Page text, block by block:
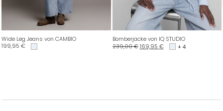
Wide Leg Jeans von CAMBIO
199,95 €
Bomberjacke von IQ STUDIO
239,00€ 169,95 € + 4